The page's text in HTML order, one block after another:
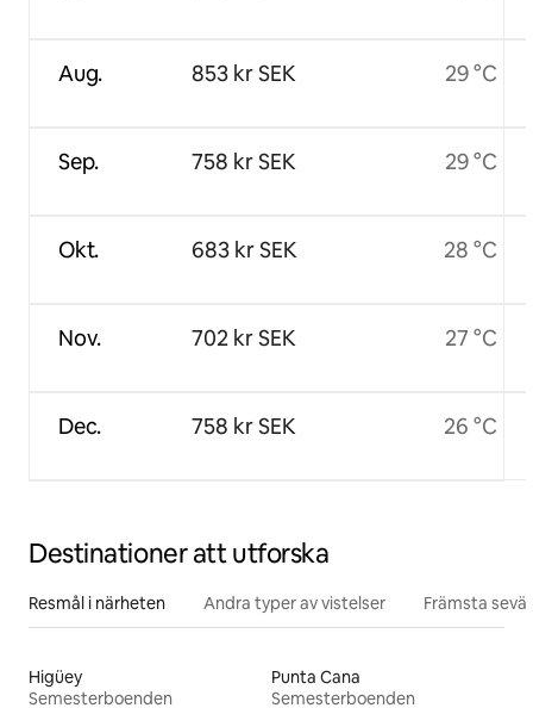
Aug.
Sep.
Okt.
Nov.
Dec.
853 kr SEK
758 kr SEK
683 kr SEK
702 kr SEK
758 kr SEK
29 °C
29 °C
28 °C
27 °C
26 °C
Destinationer att utforska
Resmål i närheten Andra typer av vistelser Främsta
Higüey
Semesterboenden
Punta Cana
Semesterboenden